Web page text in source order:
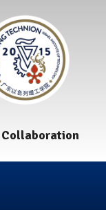
Collaboration